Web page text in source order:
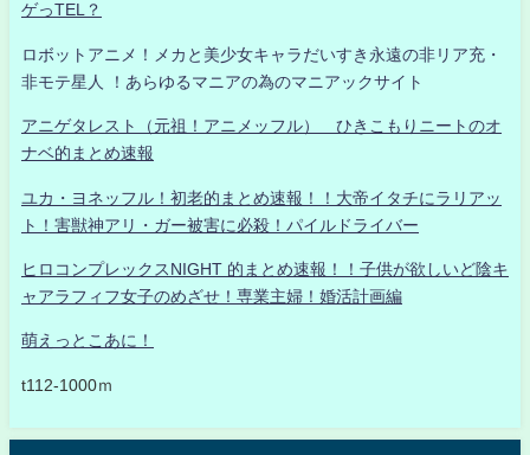
ゲっTEL？
ロボットアニメ！メカと美少女キャラだいすき永遠の非リア充・
非モテ星人 ！あらゆるマニアの為のマニアックサイト
アニゲタレスト（元祖！アニメッフル） ひきこもりニートのオ
ナベ的まとめ速報
ユカ・ヨネッフル！初老的まとめ速報！！大帝イタチにラリアッ
ト！害獣神アリ・ガー被害に必殺！パイルドライバー
ヒロコンプレックスNIGHT 的まとめ速報！！子供が欲しいど陰キ
ャアラフィフ女子のめざせ！専業主婦！婚活計画編
萌えっとこあに！
t112-1000ｍ